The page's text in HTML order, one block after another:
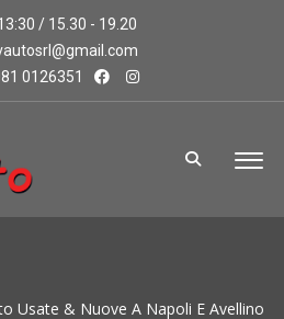
/ 15.30 - 19.20
0126351
Usate & Nuove A Napoli E Avellino